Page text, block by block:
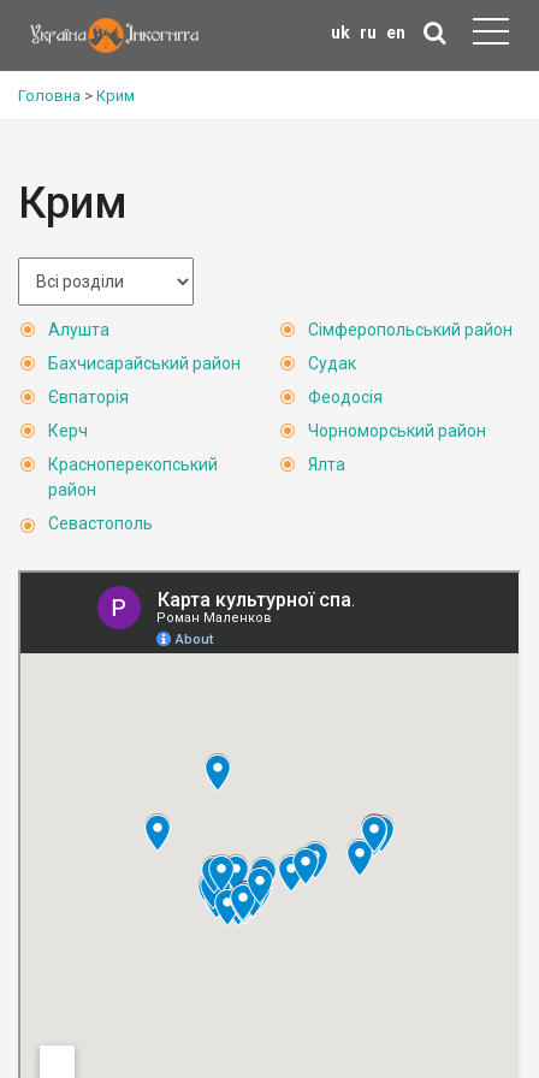
uk ru en
Головна > Крим
Крим
Алушта
Бахчисарайський район
Євпаторія
Керч
Красноперекопський
район
Севастополь
Сімферопольський район
Судак
Феодосія
Чорноморський район
Ялта